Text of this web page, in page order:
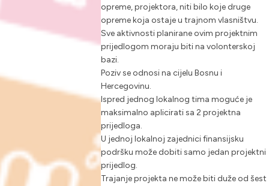
opreme, projektora, niti bilo koje druge
opreme koja ostaje u trajnom vlasništvu.
Sve aktivnosti planirane ovim projektnim
prijedlogom moraju biti na volonterskoj
bazi.
Poziv se odnosi na cijelu Bosnu i
Hercegovinu.
Ispred jednog lokalnog tima moguće je
maksimalno aplicirati sa 2 projektna
prijedloga.
U jednoj lokalnoj zajednici finansijsku
podršku može dobiti samo jedan projektni
prijedlog.
Trajanje projekta ne može biti duže od šest